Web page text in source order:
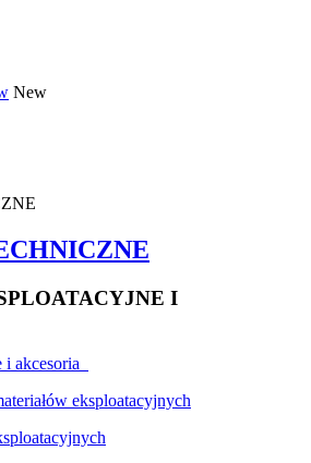
New
I
i akcesoria
eksploatacyjnych